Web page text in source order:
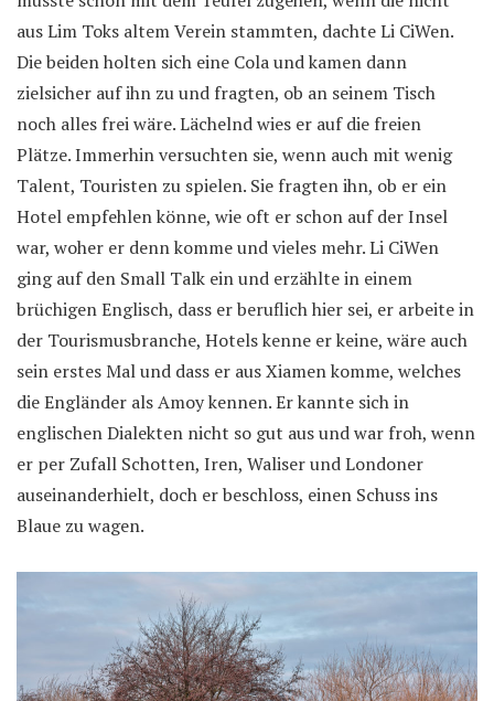
aus Lim Toks altem Verein stammten, dachte Li CiWen.
Die beiden holten sich eine Cola und kamen dann
zielsicher auf ihn zu und fragten, ob an seinem Tisch
noch alles frei wäre. Lächelnd wies er auf die freien
Plätze. Immerhin versuchten sie, wenn auch mit wenig
Talent, Touristen zu spielen. Sie fragten ihn, ob er ein
Hotel empfehlen könne, wie oft er schon auf der Insel
war, woher er denn komme und vieles mehr. Li CiWen
ging auf den Small Talk ein und erzählte in einem
brüchigen Englisch, dass er beruflich hier sei, er arbeite in
der Tourismusbranche, Hotels kenne er keine, wäre auch
sein erstes Mal und dass er aus Xiamen komme, welches
die Engländer als Amoy kennen. Er kannte sich in
englischen Dialekten nicht so gut aus und war froh, wenn
er per Zufall Schotten, Iren, Waliser und Londoner
auseinanderhielt, doch er beschloss, einen Schuss ins
Blaue zu wagen.